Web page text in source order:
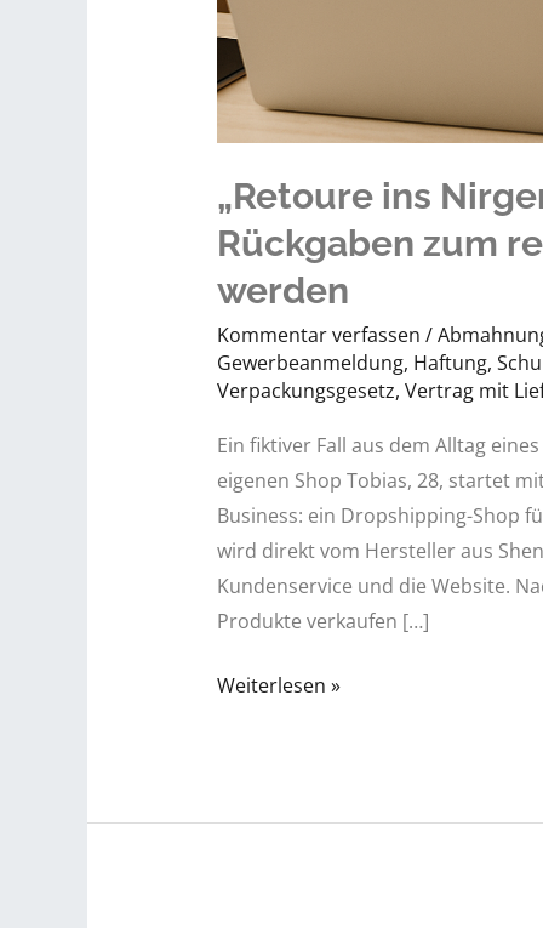
„Retoure ins
Rückgaben zum
werden
Kommentar verfassen /
Gewerbeanmeldung, Haftung,
Verpackungsgesetz, Vertrag mit
Ein fiktiver Fall aus dem Alltag
eigenen Shop Tobias, 28, startet
Business: ein Dropshipping-Shop
wird direkt vom Hersteller aus
Kundenservice und die Website.
Produkte verkaufen […]
„Retoure
Wenn
Weiterlesen »